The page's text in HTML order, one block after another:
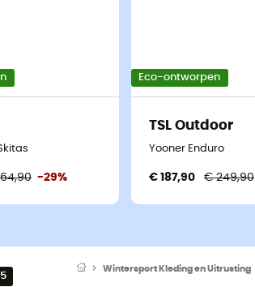
-29%
Eco-ontworpen
TSL Outdoor
Yooner Enduro
€ 187,90 € 249,90
Wintersport Kleding en Uitrusting